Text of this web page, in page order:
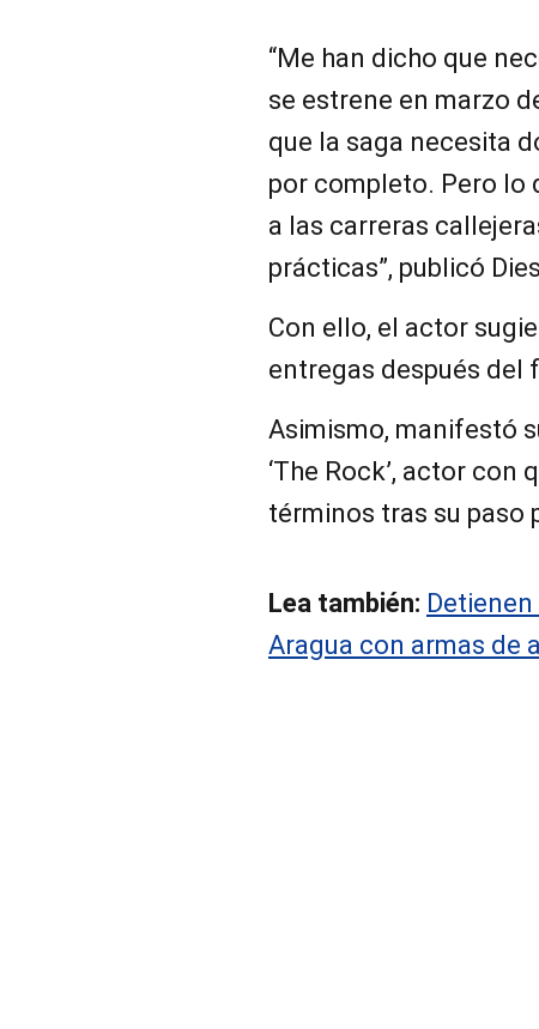
“Me han dicho que
se estrene en marzo
que la saga necesita
por completo. Pero lo
a las carreras
prácticas”, publicó
Con ello, el actor
entregas después del
Asimismo, manifestó
‘The Rock’, actor con
términos tras su paso
Lea también:
Aragua con armas de